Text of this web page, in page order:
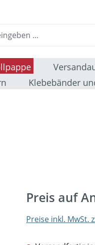
Klebebänder
Preis auf
Preise inkl. MwSt.